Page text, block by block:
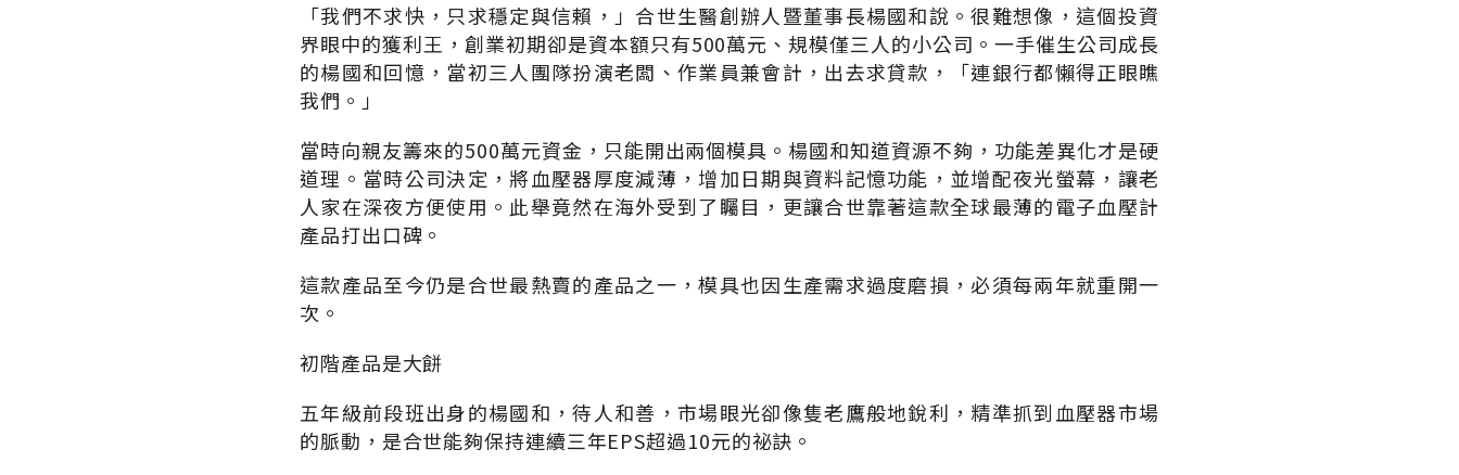
「我們不求快，只求穩定與信賴，」合世生醫創辦人暨董事長楊國和說。很難想像，這個投資
界眼中的獲利王，創業初期卻是資本額只有500萬元、規模僅三人的小公司。一手催生公司成長
的楊國和回憶，當初三人團隊扮演老闆、作業員兼會計，出去求貸款，「連銀行都懶得正眼瞧
我們。」
當時向親友籌來的500萬元資金，只能開出兩個模具。楊國和知道資源不夠，功能差異化才是硬
道理。當時公司決定，將血壓器厚度減薄，增加日期與資料記憶功能，並增配夜光螢幕，讓老
人家在深夜方便使用。此舉竟然在海外受到了矚目，更讓合世靠著這款全球最薄的電子血壓計
產品打出口碑。
這款產品至今仍是合世最熱賣的產品之一，模具也因生產需求過度磨損，必須每兩年就重開一
次。
初階產品是大餅
五年級前段班出身的楊國和，待人和善，市場眼光卻像隻老鷹般地銳利，精準抓到血壓器市場
的脈動，是合世能夠保持連續三年EPS超過10元的祕訣。